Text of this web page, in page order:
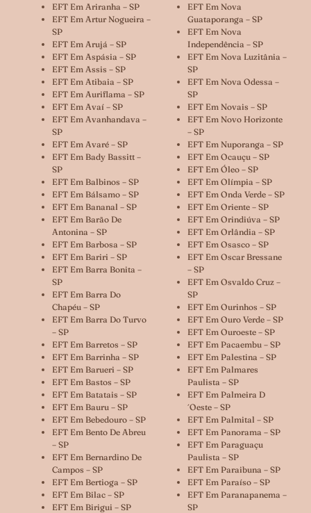
EFT Em Ariranha – SP
EFT Em Artur Nogueira –
SP
EFT Em Arujá – SP
EFT Em Aspásia – SP
EFT Em Assis – SP
EFT Em Atibaia – SP
EFT Em Auriflama – SP
EFT Em Avaí – SP
EFT Em Avanhandava –
SP
EFT Em Avaré – SP
EFT Em Bady Bassitt –
SP
EFT Em Balbinos – SP
EFT Em Bálsamo – SP
EFT Em Bananal – SP
EFT Em Barão De
Antonina – SP
EFT Em Barbosa – SP
EFT Em Bariri – SP
EFT Em Barra Bonita –
SP
EFT Em Barra Do
Chapéu – SP
EFT Em Barra Do Turvo
– SP
EFT Em Barretos – SP
EFT Em Barrinha – SP
EFT Em Barueri – SP
EFT Em Bastos – SP
EFT Em Batatais – SP
EFT Em Bauru – SP
EFT Em Bebedouro – SP
EFT Em Bento De Abreu
– SP
EFT Em Bernardino De
Campos – SP
EFT Em Bertioga – SP
EFT Em Bilac – SP
EFT Em Birigui – SP
EFT Em Nova
Guataporanga – SP
EFT Em Nova
Independência – SP
EFT Em Nova Luzitânia –
SP
EFT Em Nova Odessa –
SP
EFT Em Novais – SP
EFT Em Novo Horizonte
– SP
EFT Em Nuporanga – SP
EFT Em Ocauçu – SP
EFT Em Óleo – SP
EFT Em Olímpia – SP
EFT Em Onda Verde – SP
EFT Em Oriente – SP
EFT Em Orindiúva – SP
EFT Em Orlândia – SP
EFT Em Osasco – SP
EFT Em Oscar Bressane
– SP
EFT Em Osvaldo Cruz –
SP
EFT Em Ourinhos – SP
EFT Em Ouro Verde – SP
EFT Em Ouroeste – SP
EFT Em Pacaembu – SP
EFT Em Palestina – SP
EFT Em Palmares
Paulista – SP
EFT Em Palmeira D
´oeste – SP
EFT Em Palmital – SP
EFT Em Panorama – SP
EFT Em Paraguaçu
Paulista – SP
EFT Em Paraibuna – SP
EFT Em Paraíso – SP
EFT Em Paranapanema –
SP